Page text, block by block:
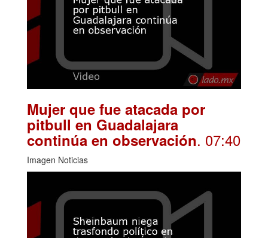
Mujer que fue atacada por
pitbull en Guadalajara
continúa en observación. 07:40
Imagen Noticias